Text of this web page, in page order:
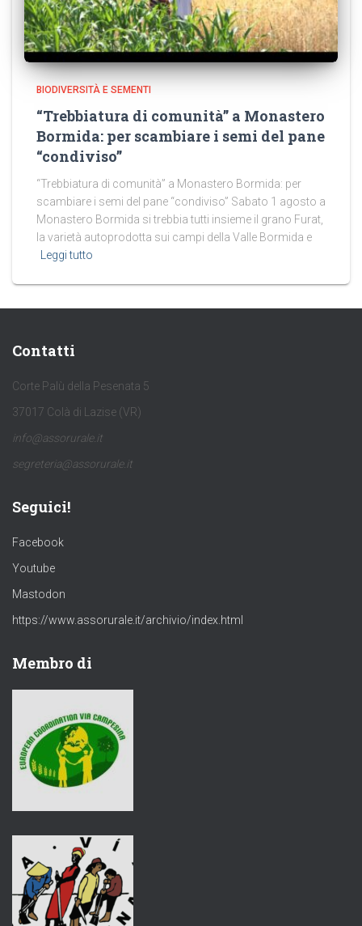
BIODIVERSITÀ E SEMENTI
“Trebbiatura di comunità” a Monastero
Bormida: per scambiare i semi del pane
“condiviso”
“Trebbiatura di comunità” a Monastero Bormida: per
scambiare i semi del pane “condiviso” Sabato 1 agosto a
Monastero Bormida si trebbia tutti insieme il grano Furat,
la varietà autoprodotta sui campi della Valle Bormida e
Leggi tutto
Contatti
Corte Palù della Pesenata 5
37017 Colà di Lazise (VR)
info@assorurale.it
segreteria@assorurale.it
Seguici!
Facebook
Youtube
Mastodon
https://www.assorurale.it/archivio/index.html
Membro di